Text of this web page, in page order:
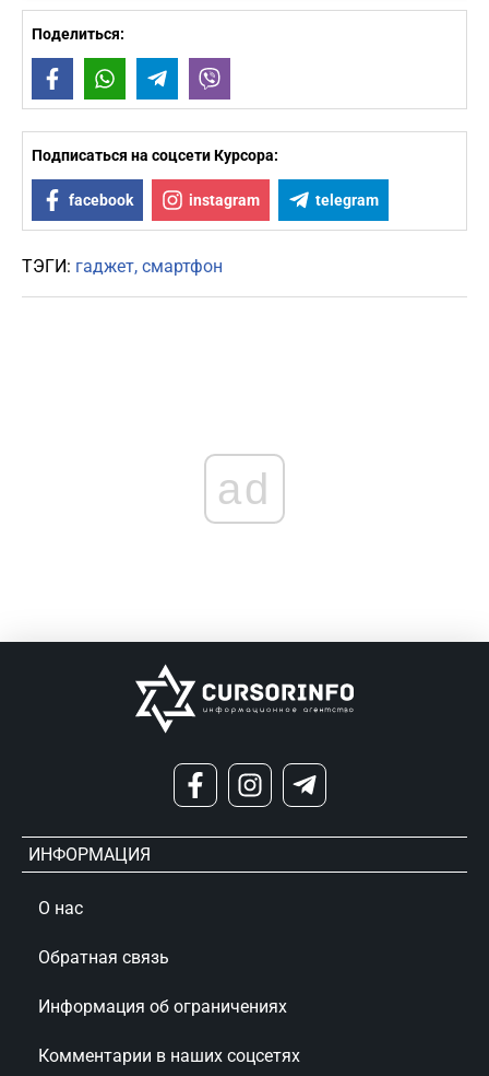
Поделиться:
FacebookWhatsAppTelegram
Подписаться на соцсети Курсора:
facebook instagram telegram
ТЭГИ: гаджет смартфон
ad
ИНФОРМАЦИЯ
О нас
Обратная связь
Информация об ограничениях
Комментарии в наших соцсетях